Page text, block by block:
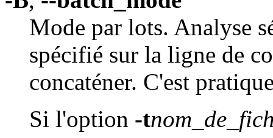
Mode par lots. Analyse
spécifié sur la ligne de
concaténer. C'est
Si l'option -t